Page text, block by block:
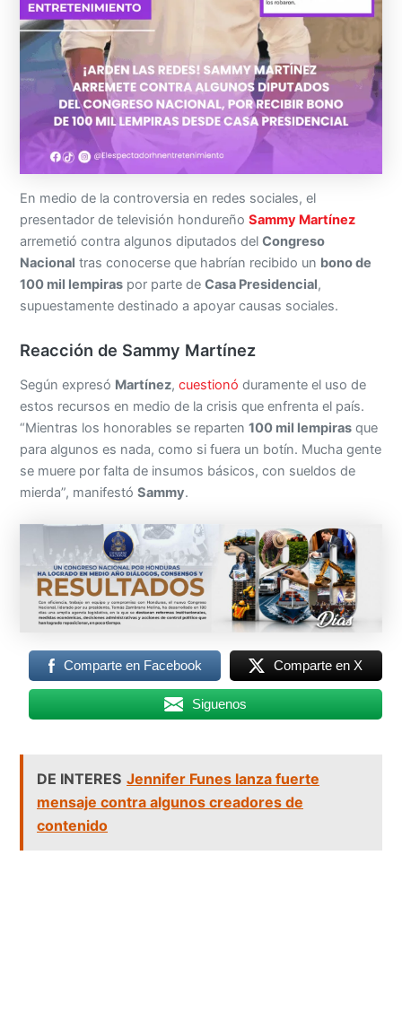
En medio de la controversia en redes sociales, el
presentador de televisión hondureñoSammy Martínez
arremetió contra algunos diputados delCongreso
Nacional tras conocerse que habrían recibido un bono de
100 mil lempiras por parte deCasa Presidencial,
supuestamente destinado a apoyar causas sociales.
Reacción de Sammy Martínez
Según expresó Martínez, cuestionóduramente el uso de
estos recursos en medio de la crisis que enfrenta el país.
“Mientras los honorables se reparten100 mil lempiras que
para algunos es nada, como si fuera un botín. Mucha gente
se muere por falta de insumos básicos, con sueldos de
mierda”, manifestóSammy.
Comparte en Facebook Comparte en X
Siguenos
DE INTERES Jennifer Funes lanza fuerte
mensaje contra algunos creadores de
contenido